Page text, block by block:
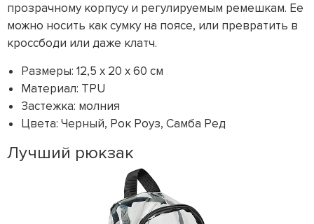
прозрачному корпусу и регулируемым ремешкам. Ее
можно носить как сумку на поясе, или превратить в
кроссбоди или даже клатч.
Размеры: 12,5 x 20 x 60 см
Материал: TPU
Застежка: молния
Цвета: Черный, Рок Роуз, Самба Ред
Лучший рюкзак